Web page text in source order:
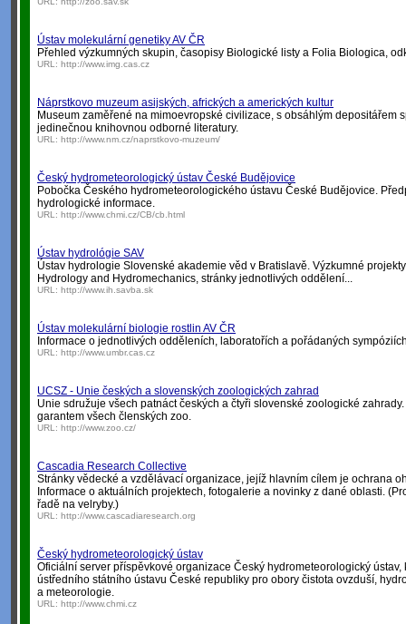
Ústav molekulární genetiky AV ČR
Přehled výzkumných skupin, časopisy Biologické listy a Folia Biologica,
URL: http://www.img.cas.cz
Náprstkovo muzeum asijských, afrických a amerických kultur
Museum zaměřené na mimoevropské civilizace, s obsáhlým depositářem
jedinečnou knihovnou odborné literatury.
URL: http://www.nm.cz/naprstkovo-muzeum/
Český hydrometeorologický ústav České Budějovice
Pobočka Českého hydrometeorologického ústavu České Budějovice.
hydrologické informace.
URL: http://www.chmi.cz/CB/cb.html
Ústav hydrológie SAV
Ústav hydrologie Slovenské akademie věd v Bratislavě. Výzkumné
Hydrology and Hydromechanics, stránky jednotlivých oddělení...
URL: http://www.ih.savba.sk
Ústav molekulární biologie rostlin AV ČR
Informace o jednotlivých odděleních, laboratořích a pořádaných
URL: http://www.umbr.cas.cz
UCSZ - Unie českých a slovenských zoologických zahrad
Unie sdružuje všech patnáct českých a čtyři slovenské zoologické
garantem všech členských zoo.
URL: http://www.zoo.cz/
Cascadia Research Collective
Stránky vědecké a vzdělávací organizace, jejíž hlavním cílem je ochrana
Informace o aktuálních projektech, fotogalerie a novinky z dané oblasti.
řadě na velryby.)
URL: http://www.cascadiaresearch.org
Český hydrometeorologický ústav
Oficiální server příspěvkové organizace Český hydrometeorologický ústav,
ústředního státního ústavu České republiky pro obory čistota ovzduší,
a meteorologie.
URL: http://www.chmi.cz